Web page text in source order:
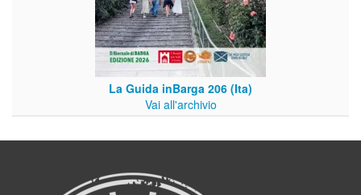
La Guida inBarga 206 (Ita)
Vai all'archivio